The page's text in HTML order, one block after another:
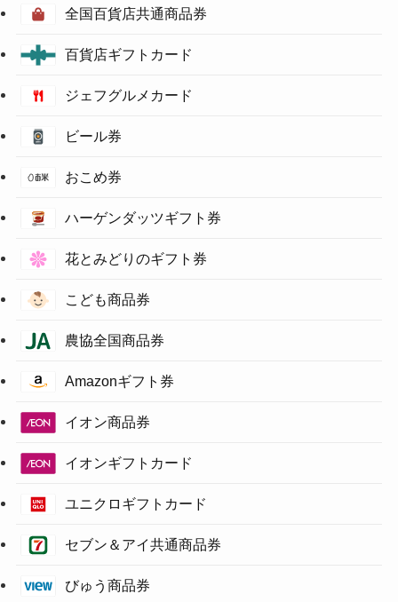
全国百貨店共通商品券
百貨店ギフトカード
ジェフグルメカード
ビール券
おこめ券
ハーゲンダッツギフト券
花とみどりのギフト券
こども商品券
農協全国商品券
Amazonギフト券
イオン商品券
イオンギフトカード
ユニクロギフトカード
セブン＆アイ共通商品券
びゅう商品券